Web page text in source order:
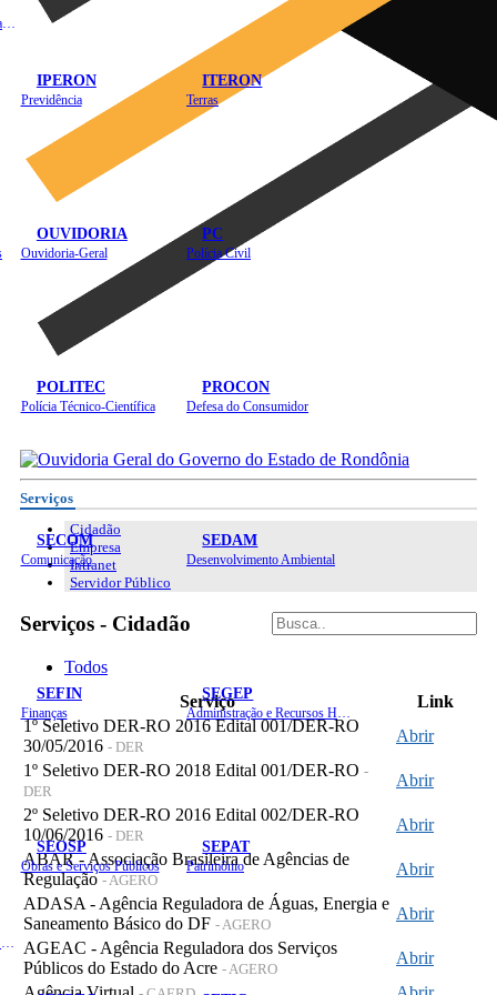
IPERON
Previdência
ITERON
Terras
OUVIDORIA
Ouvidoria-Geral
PC
Polícia Civil
POLITEC
Polícia Técnico-Científica
PROCON
Defesa do Consumidor
SECOM
Comunicação
SEDAM
Desenvolvimento Ambiental
SEFIN
Finanças
SEGEP
SEOSP
Obras e Serviços Públicos
SEPAT
Patrimônio
Serviços
Cidadão
Empresa
Intranet
Servidor Público
Serviços - Cidadão
Todos
Serviço
Link
1º Seletivo DER-RO 2016 Edital 001/DER-RO
30/05/2016 - DER
Abrir
1º Seletivo DER-RO 2018 Edital 001/DER-RO -
DER
Abrir
2º Seletivo DER-RO 2016 Edital 002/DER-RO
10/06/2016 - DER
Abrir
ABAR - Associação Brasileira de Agências de
Regulação- AGERO
Abrir
ADASA - Agência Reguladora de Águas, Energia e
Saneamento Básico do DF - AGERO
Abrir
AGEAC - Agência Reguladora dos Serviços
Públicos do Estado do Acre - AGERO
Abrir